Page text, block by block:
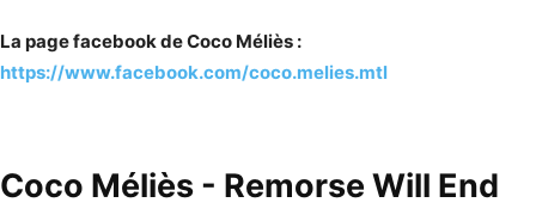
La page facebook de Coco Méliès :
https://www.facebook.com/coco.melies.mtl
Coco Méliès - Remorse Will End